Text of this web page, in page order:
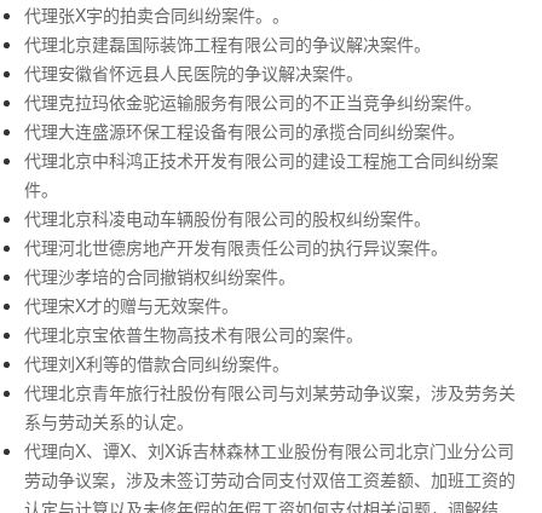
代理张X宇的拍卖合同纠纷案件。。
代理北京建磊国际装饰工程有限公司的争议解决案件。
代理安徽省怀远县人民医院的争议解决案件。
代理克拉玛依金驼运输服务有限公司的不正当竞争纠纷案件。
代理大连盛源环保工程设备有限公司的承揽合同纠纷案件。
代理北京中科鸿正技术开发有限公司的建设工程施工合同纠纷案
件。
代理北京科凌电动车辆股份有限公司的股权纠纷案件。
代理河北世德房地产开发有限责任公司的执行异议案件。
代理沙孝培的合同撤销权纠纷案件。
代理宋X才的赠与无效案件。
代理北京宝依普生物高技术有限公司的案件。
代理刘X利等的借款合同纠纷案件。
代理北京青年旅行社股份有限公司与刘某劳动争议案，涉及劳务关
系与劳动关系的认定。
代理向X、谭X、刘X诉吉林森林工业股份有限公司北京门业分公司
劳动争议案，涉及未签订劳动合同支付双倍工资差额、加班工资的
认定与计算以及未修年假的年假工资如何支付相关问题，调解结